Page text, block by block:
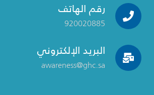
رقم الهاتف
920020885
البريد الإلكتروني
awareness@ghc.sa